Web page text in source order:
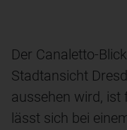
Der Canaletto-
Stadtansicht
aussehen wird, ist
lässt sich bei